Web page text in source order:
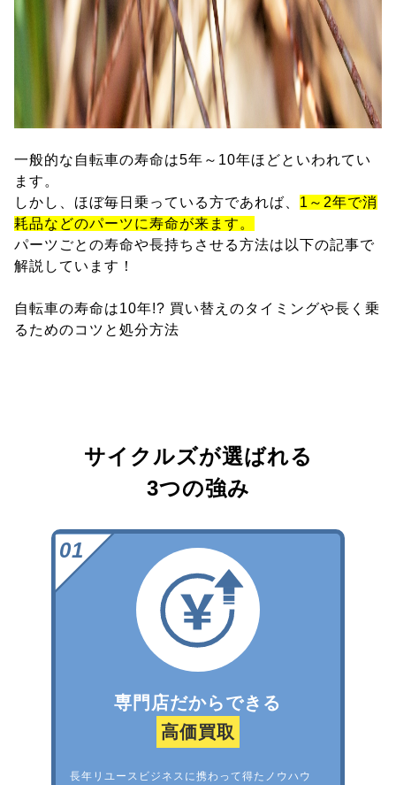
一般的な自転車の寿命は5年～10年ほどといわれてい
ます。
しかし、ほぼ毎日乗っている方であれば、 1～2年で消
耗品などのパーツに寿命が来ます。
パーツごとの寿命や長持ちさせる方法は以下の記事で
解説しています！
自転車の寿命は10年!? 買い替えのタイミングや長く乗
るためのコツと処分方法
サイクルズが選ばれる
3つの強み
専門店だからできる
高価買取
長年リユースビジネスに携わって得たノウハウ